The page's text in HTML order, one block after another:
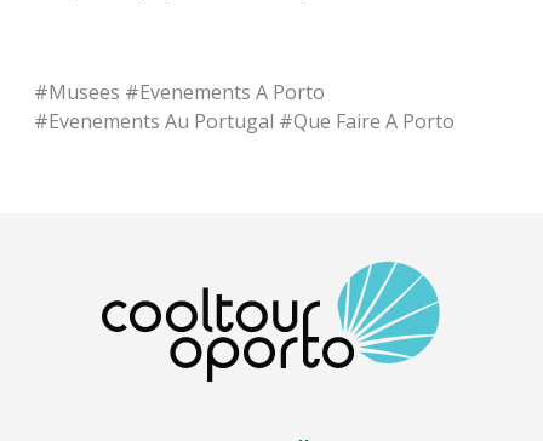
#Musees #Evenements A Porto
#Evenements Au Portugal #Que Faire A Porto